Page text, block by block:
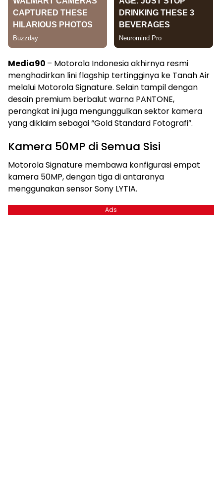
Media90 – Motorola Indonesia akhirnya resmi
menghadirkan lini flagship tertingginya ke Tanah Air
melalui Motorola Signature. Selain tampil dengan
desain premium berbalut warna PANTONE,
perangkat ini juga mengunggulkan sektor kamera
yang diklaim sebagai “Gold Standard Fotografi”.
Kamera 50MP di Semua Sisi
Motorola Signature membawa konfigurasi empat
kamera 50MP, dengan tiga di antaranya
menggunakan sensor Sony LYTIA.
Ads